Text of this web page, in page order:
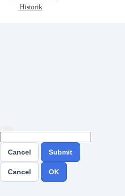
Historik
Cancel Submit
Cancel OK